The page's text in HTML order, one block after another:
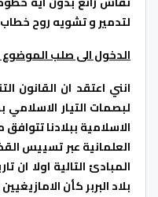
لتدمير و تشويه روح خطاب 9 مارس 2011 بخصوص الاطار الجديد للامازيغية باعتبارها صلب هويتنا الوطنية بصريح العبارة ..
الدخول الى صلب
انني اعتقد ان القانون
الاسلامية ببلادنا
العلمانية عبر تسييس
المبادئ التالية اولا
بلاد البربر كأن